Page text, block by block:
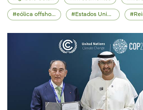
eólica offshore Estados Unidos